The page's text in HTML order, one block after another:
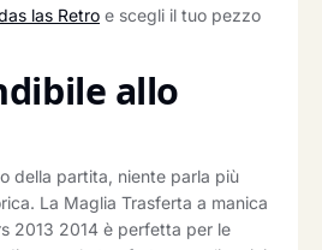
las Retro e scegli il tuo pezzo
allo
della partita, niente parla più
La Maglia Trasferta a manica
2013 2014 è perfetta per le